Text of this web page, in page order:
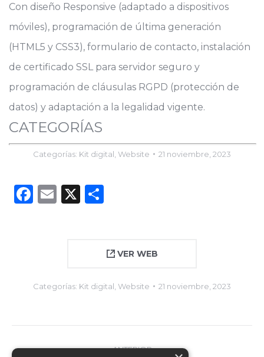
Con diseño Responsive (adaptado a dispositivos
móviles), programación de última generación
(HTML5 y CSS3), formulario de contacto, instalación
de certificado SSL para servidor seguro y
programación de cláusulas RGPD (protección de
datos) y adaptación a la legalidad vigente.
CATEGORÍAS
Categorías: Kit digital Website 21 noviembre, 2023
Facebook
Email
X
VER WEB
Categorías: Kit digital Website 21 noviembre, 2023
ANTERIOR